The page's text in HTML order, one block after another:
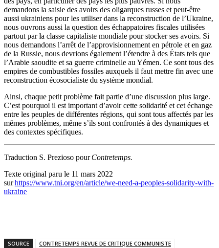
demandons la saisie des avoirs des oligarques russes et peut-être
aussi ukrainiens pour les utiliser dans la reconstruction de l’Ukraine,
nous ouvrons aussi la question des échappatoires fiscales utilisées
partout par la classe capitaliste mondiale pour stocker ses avoirs. Si
nous demandons l’arrêt de l’approvisionnement en pétrole et en gaz
de la Russie, nous devrions également l’étendre à des États tels que
l’Arabie saoudite et sa guerre criminelle au Yémen. Ce sont tous des
empires de combustibles fossiles auxquels il faut mettre fin avec une
reconstruction écosocialiste du système mondial.
Ainsi, chaque petit problème fait partie d’une discussion plus large.
C’est pourquoi il est important d’avoir cette solidarité et cet échange
entre les peuples de différentes régions, qui sont tous affectés par les
mêmes problèmes, même s’ils sont confrontés à des dynamiques et
des contextes spécifiques.
Traduction S. Prezioso pourContretemps.
Texte original paru le 11 mars 2022
surhttps://www.tni.org/en/article/we-need-a-peoples-solidarity-with-
ukraine
SOURCE CONTRETEMPS REVUE DE CRITIQUE COMMUNISTE